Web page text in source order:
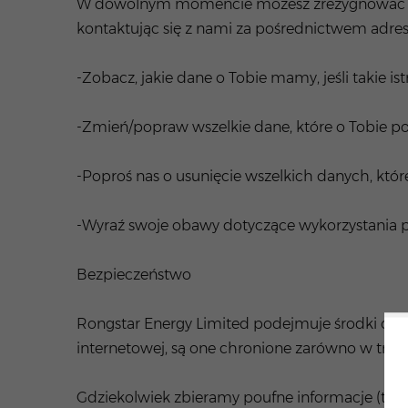
W dowolnym momencie możesz
kontaktując się z nami za pośrednictwem
-Zobacz, jakie dane o Tobie mamy, jeśli takie
-Zmień/popraw wszelkie dane, które o Tobie
-Poproś nas o usunięcie wszelkich danych,
-Wyraź swoje obawy dotyczące wykorzystania
Bezpieczeństwo
Rongstar Energy Limited podejmuje środki
internetowej, są one chronione zarówno w
Gdziekolwiek zbieramy poufne informacje